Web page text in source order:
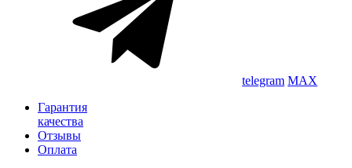
telegram MAX
Гарантия
качества
Отзывы
Оплата